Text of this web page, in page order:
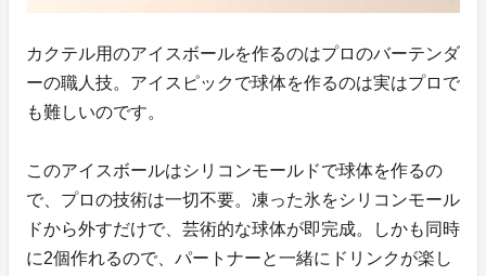
カクテル用のアイスボールを作るのはプロのバーテンダ
ーの職人技。アイスピックで球体を作るのは実はプロで
も難しいのです。
このアイスボールはシリコンモールドで球体を作るの
で、プロの技術は一切不要。凍った氷をシリコンモール
ドから外すだけで、芸術的な球体が即完成。しかも同時
に2個作れるので、パートナーと一緒にドリンクが楽し